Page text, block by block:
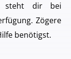
steht dir bei
Zögere
benötigst.